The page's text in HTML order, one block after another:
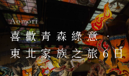
Aomori
喜歡青森綠意．
東北家族之旅6日